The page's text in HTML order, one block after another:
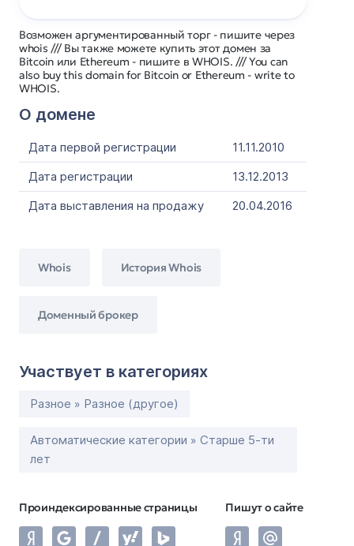
Возможен аргументированный торг - пишите через
whois /// Вы также можете купить этот домен за
Bitcoin или Ethereum - пишите в WHOIS. /// You can
also buy this domain for Bitcoin or Ethereum - write to
WHOIS.
О домене
Дата первой регистрации
11.11.2010
Дата регистрации
13.12.2013
Дата выставления на продажу
20.04.2016
Whois История Whois
Доменный брокер
Участвует в категориях
Разное » Разное (другое)
Автоматические категории » Старше 5-ти
лет
Проиндексированные страницы Пишут о сайте